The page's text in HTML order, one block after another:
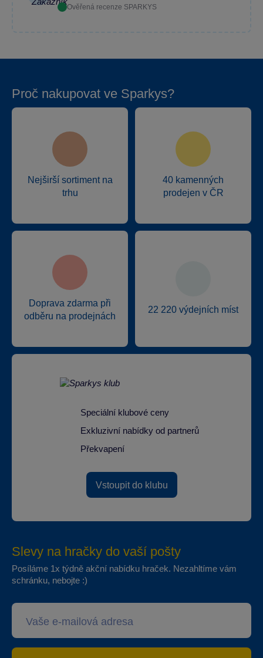
Ověřená recenze SPARKYS
Proč nakupovat ve Sparkys?
Nejširší sortiment na
trhu
40 kamenných
prodejen v ČR
Doprava zdarma při
odběru na prodejnách
22 220 výdejních míst
Speciální klubové ceny
Exkluzivní nabídky od partnerů
Překvapení
Vstoupit do klubu
Slevy na hračky do vaší pošty
Posíláme 1x týdně akční nabídku hraček. Nezahltíme vám
schránku, nebojte :)